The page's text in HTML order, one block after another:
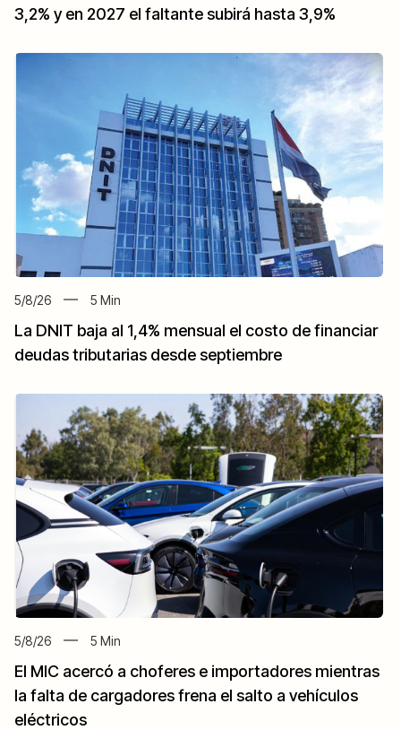
3,2% y en 2027 el faltante subirá hasta 3,9%
5/8/26 5 Min
La DNIT baja al 1,4% mensual el costo de financiar
deudas tributarias desde septiembre
5/8/26 5 Min
El MIC acercó a choferes e importadores mientras
la falta de cargadores frena el salto a vehículos
eléctricos